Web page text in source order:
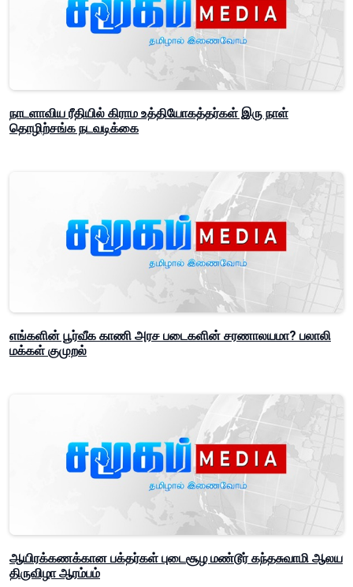
நாடளாவிய ரீதியில் கிராம உத்தியோகத்தர்கள் இரு நாள்
தொழிற்சங்க நடவடிக்கை
எங்களின் பூர்வீக காணி அரச படைகளின் சரணாலயமா? பலாலி
மக்கள் குமுறல்
ஆயிரக்கணக்கான பக்தர்கள் புடைசூழ மண்டூர் கந்தசுவாமி ஆலய
திருவிழா ஆரம்பம்